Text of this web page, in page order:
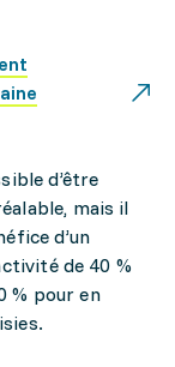
d’être
mais il
d’un
de 40 %
% pour en